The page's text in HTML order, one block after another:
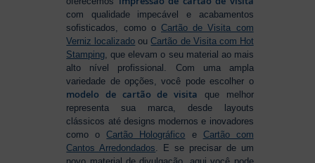
com qualidade impecável e acabamentos
sofisticados, como o Cartão de Visita com
Verniz localizado ouCartão de Visita com Hot
Stamping, que elevam o seu material ao mais
alto nível profissional. Com uma ampla
variedade de opções, você pode escolher o
modelo de cartão de visita que melhor
representa sua marca, desde layouts
clássicos até designs modernos e inovadores
como oCartão Holográfico e Cartão com
Cantos Arredondados. E se precisar de um